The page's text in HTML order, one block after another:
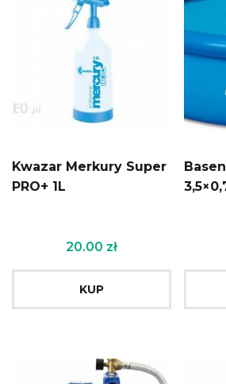
Kwazar Merkury Super
PRO+ 1L
20.00 zł
KUP